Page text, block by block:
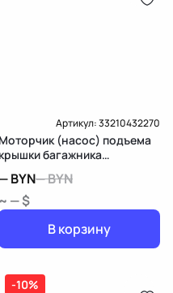
Артикул:33210432270
Моторчик (насос) подъема
крышки багажника
—BYN—BYN
~ — $
В корзину
-10%